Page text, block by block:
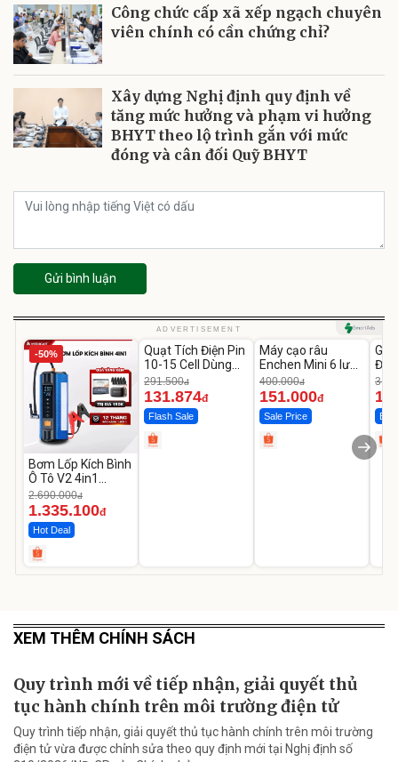
Công chức cấp xã xếp ngạch chuyên
viên chính có cần chứng chỉ?
Xây dựng Nghị định quy định về
tăng mức hưởng và phạm vi hưởng
BHYT theo lộ trình gắn với mức
đóng và cân đối Quỹ BHYT
Gửi bình luận
ADVERTISEMENT
-50%
Bơm Lốp Kích Bình
Ô Tô V2 4in1
MEDICAR –
12.000mAh
2.690.000đ
1.335.100đ
Hot Deal
-54%
Unmute
Quạt Tích Điện Pin
10-15 Cell Dùng
Liên Tục 4-8H
291.500đ
131.874đ
Flash Sale
-62%
Máy cạo râu
Enchen Mini 6 lưỡi
dao kép mỏng
400.000đ
151.000đ
Sale Price
Đùi
XEM THÊM CHÍNH SÁCH
Quy trình mới về tiếp nhận, giải quyết thủ
tục hành chính trên môi trường điện tử
Quy trình tiếp nhận, giải quyết thủ tục hành chính trên môi trường
điện tử vừa được chỉnh sửa theo quy định mới tại Nghị định số